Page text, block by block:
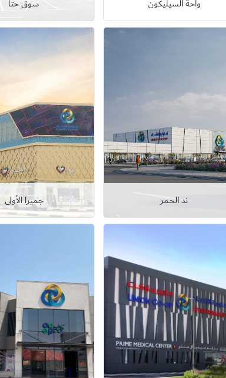
واحة السيليكون
عرض التفاصيل
سوق حتا
عرض التفاصيل
ند الحمر
عرض التفاصيل
جميرا الأولى
عرض التفاصيل
Set Youtube Channel ID